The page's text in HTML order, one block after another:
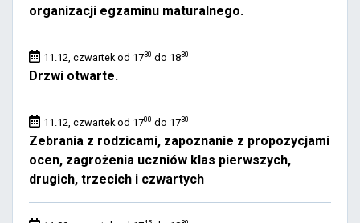
organizacji egzaminu maturalnego.
11.12, czwartek od 1730 do 1830
Drzwi otwarte.
11.12, czwartek od 1700 do 1730
Zebrania z rodzicami, zapoznanie z propozycjami
ocen, zagrożenia uczniów klas pierwszych,
drugich, trzecich i czwartych